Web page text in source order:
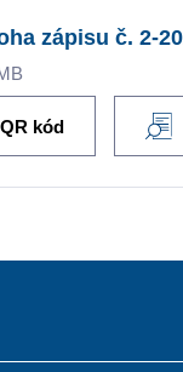
zápisu č. 2-
QR kód